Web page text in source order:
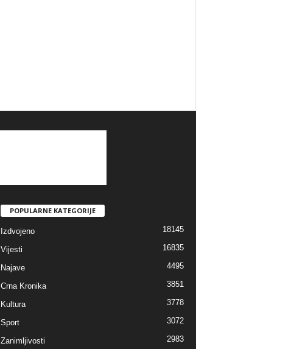
POPULARNE KATEGORIJE
Izdvojeno 18145
Vijesti 16835
Najave 4495
Crna Kronika 3851
Kultura 3778
Sport 3072
Zanimljivosti 2983